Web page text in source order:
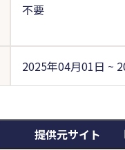
不要
2025年04月01日 ~
提供元サイト